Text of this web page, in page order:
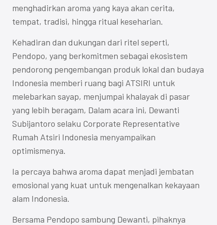
menghadirkan aroma yang kaya akan cerita,
tempat, tradisi, hingga ritual keseharian.
Kehadiran dan dukungan dari ritel seperti,
Pendopo, yang berkomitmen sebagai ekosistem
pendorong pengembangan produk lokal dan budaya
Indonesia memberi ruang bagi ATSIRI untuk
melebarkan sayap, menjumpai khalayak di pasar
yang lebih beragam, Dalam acara ini, Dewanti
Subijantoro selaku Corporate Representative
Rumah Atsiri Indonesia menyampaikan
optimismenya.
Ia percaya bahwa aroma dapat menjadi jembatan
emosional yang kuat untuk mengenalkan kekayaan
alam Indonesia.
Bersama Pendopo sambung Dewanti, pihaknya